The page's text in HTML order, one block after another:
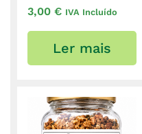
3,00 € IVA Incluído
Ler mais